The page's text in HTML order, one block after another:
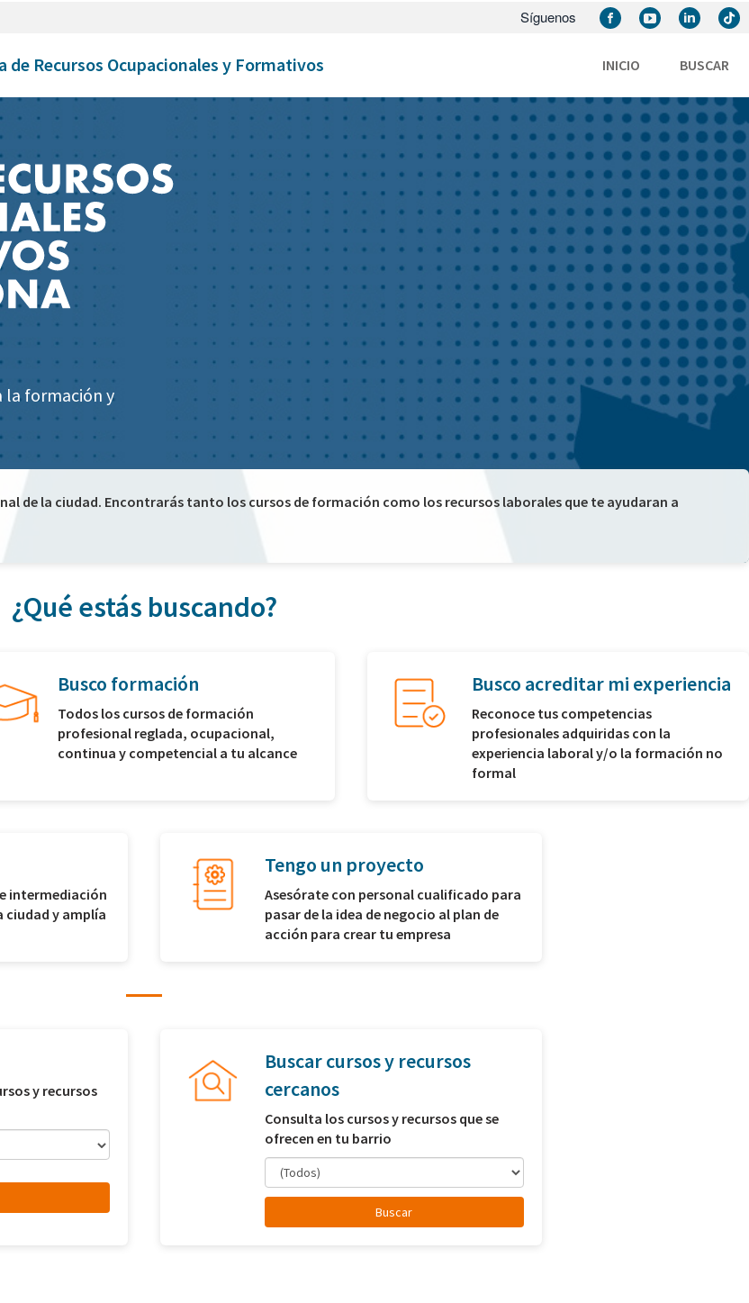
Síguenos
de Recursos Ocupacionales y Formativos INICIO BUSCAR
la formación y
de la ciudad. Encontrarás tanto los cursos de formación como los recursos laborales que te ayudaran a
¿Qué estás buscando?
Busco formación
Todos los cursos de formación
profesional reglada, ocupacional,
continua y competencial a tu alcance
Busco acreditar mi experiencia
Reconoce tus competencias
profesionales adquiridas con la
experiencia laboral y/o la formación no
formal
intermediación
ciudad y amplía
Tengo un proyecto
Asesórate con personal cualificado para
pasar de la idea de negocio al plan de
acción para crear tu empresa
y recursos
Buscar cursos y recursos
cercanos
Consulta los cursos y recursos que se
ofrecen en tu barrio